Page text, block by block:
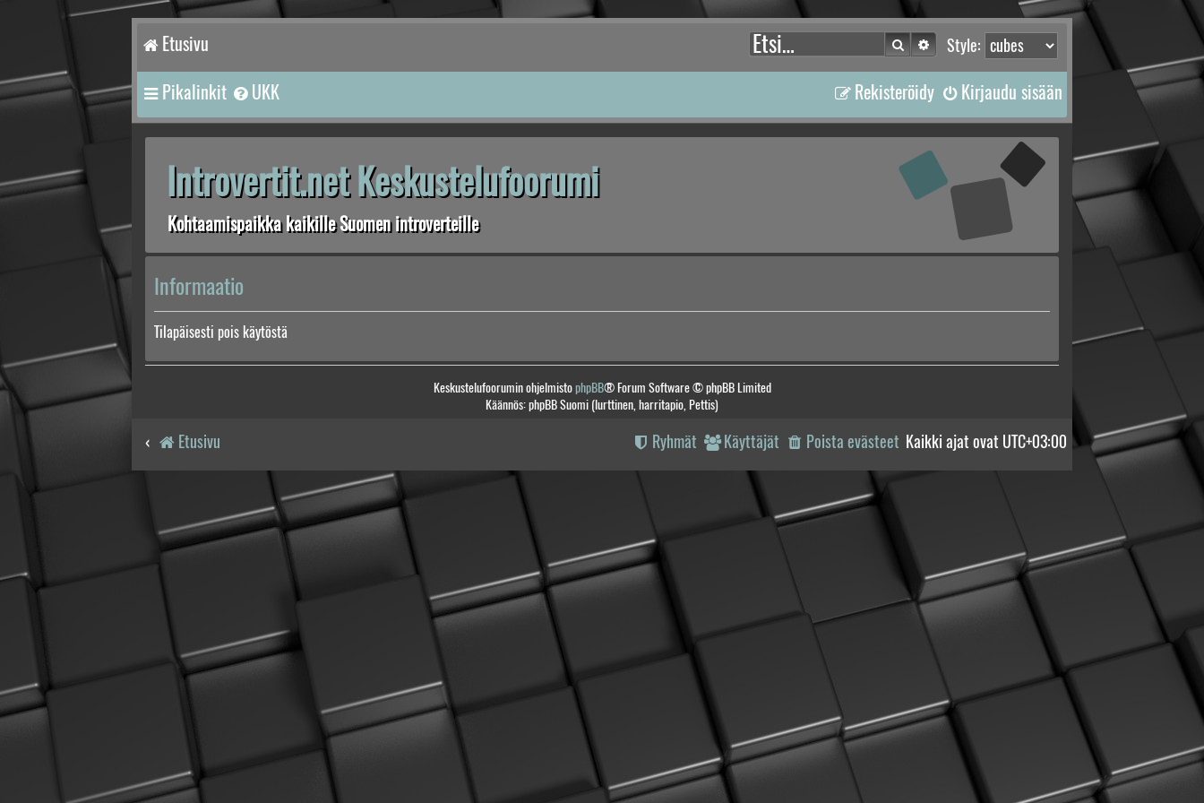
Etusivu Style:
Etsi Tarkennettu haku
Pikalinkit UKK Kirjaudu sisään
Rekisteröidy
Introvertit.net Keskustelufoorumi
Kohtaamispaikka kaikille Suomen introverteille
Informaatio
Tilapäisesti pois käytöstä
Keskustelufoorumin ohjelmistophpBB® Forum Software © phpBB Limited
Käännös: phpBB Suomi (lurttinen, harritapio, Pettis)
Etusivu Kaikki ajat ovat UTC+03:00
Poista evästeet
Käyttäjät
Ryhmät